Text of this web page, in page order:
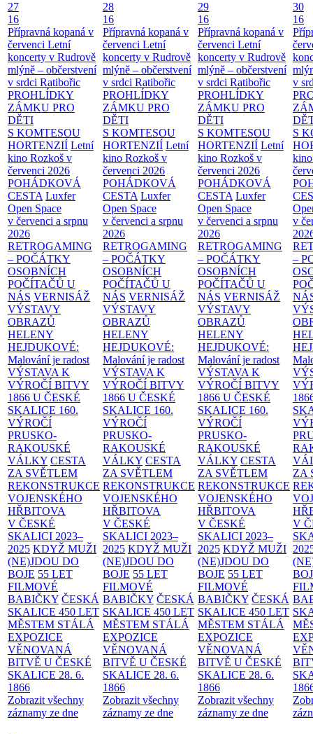
27
16
Přípravná kopaná v
červenci Letní
koncerty v Rudrově
mlýně – občerstvení
v srdci Ratibořic
PROHLÍDKY
ZÁMKU PRO
DĚTI
S KOMTESOU
HORTENZIÍ Letní
kino Rozkoš v
červenci 2026
POHÁDKOVÁ
CESTA Luxfer
Open Space
v červenci a srpnu
2026
RETROGAMING
– POČÁTKY
OSOBNÍCH
POČÍTAČŮ U
NÁS VERNISÁŽ
VÝSTAVY
OBRAZŮ
HELENY
HEJDUKOVÉ:
Malování je radost
VÝSTAVA K
VÝROČÍ BITVY
1866 U ČESKÉ
SKALICE 160.
VÝROČÍ
PRUSKO-
RAKOUSKÉ
VÁLKY CESTA
ZA SVĚTLEM
REKONSTRUKCE
VOJENSKÉHO
HŘBITOVA
V ČESKÉ
SKALICI 2023–
2025 KDYŽ MUŽI
(NE)JDOU DO
BOJE 55 LET
FILMOVÉ
BABIČKY ČESKÁ
SKALICE 450 LET
MĚSTEM STÁLÁ
EXPOZICE
VĚNOVANÁ
BITVĚ U ČESKÉ
SKALICE 28. 6.
1866
Zobrazit všechny
záznamy ze dne
28
16
Přípravná kopaná v
červenci Letní
koncerty v Rudrově
mlýně – občerstvení
v srdci Ratibořic
PROHLÍDKY
ZÁMKU PRO
DĚTI
S KOMTESOU
HORTENZIÍ Letní
kino Rozkoš v
červenci 2026
POHÁDKOVÁ
CESTA Luxfer
Open Space
v červenci a srpnu
2026
RETROGAMING
– POČÁTKY
OSOBNÍCH
POČÍTAČŮ U
NÁS VERNISÁŽ
VÝSTAVY
OBRAZŮ
HELENY
HEJDUKOVÉ:
Malování je radost
VÝSTAVA K
VÝROČÍ BITVY
1866 U ČESKÉ
SKALICE 160.
VÝROČÍ
PRUSKO-
RAKOUSKÉ
VÁLKY CESTA
ZA SVĚTLEM
REKONSTRUKCE
VOJENSKÉHO
HŘBITOVA
V ČESKÉ
SKALICI 2023–
2025 KDYŽ MUŽI
(NE)JDOU DO
BOJE 55 LET
FILMOVÉ
BABIČKY ČESKÁ
SKALICE 450 LET
MĚSTEM STÁLÁ
EXPOZICE
VĚNOVANÁ
BITVĚ U ČESKÉ
SKALICE 28. 6.
1866
Zobrazit všechny
záznamy ze dne
29
16
Přípravná kopaná v
červenci Letní
koncerty v Rudrově
mlýně – občerstvení
v srdci Ratibořic
PROHLÍDKY
ZÁMKU PRO
DĚTI
S KOMTESOU
HORTENZIÍ Letní
kino Rozkoš v
červenci 2026
POHÁDKOVÁ
CESTA Luxfer
Open Space
v červenci a srpnu
2026
RETROGAMING
– POČÁTKY
OSOBNÍCH
POČÍTAČŮ U
NÁS VERNISÁŽ
VÝSTAVY
OBRAZŮ
HELENY
HEJDUKOVÉ:
Malování je radost
VÝSTAVA K
VÝROČÍ BITVY
1866 U ČESKÉ
SKALICE 160.
VÝROČÍ
PRUSKO-
RAKOUSKÉ
VÁLKY CESTA
ZA SVĚTLEM
REKONSTRUKCE
VOJENSKÉHO
HŘBITOVA
V ČESKÉ
SKALICI 2023–
2025 KDYŽ MUŽI
(NE)JDOU DO
BOJE 55 LET
FILMOVÉ
BABIČKY ČESKÁ
SKALICE 450 LET
MĚSTEM STÁLÁ
EXPOZICE
VĚNOVANÁ
BITVĚ U ČESKÉ
SKALICE 28. 6.
1866
Zobrazit všechny
záznamy ze dne
30
16
v
S
v
–
ZA
V